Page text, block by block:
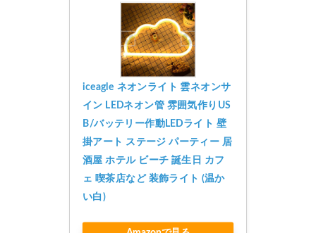
iceagle ネオンライト 雲ネオンサ
イン LEDネオン管 雰囲気作りUS
B/バッテリー作動LEDライト 壁
掛アート ステージ パーティー 居
酒屋 ホテル ビーチ 誕生日 カフ
ェ 喫茶店など 装飾ライト (温か
い白)